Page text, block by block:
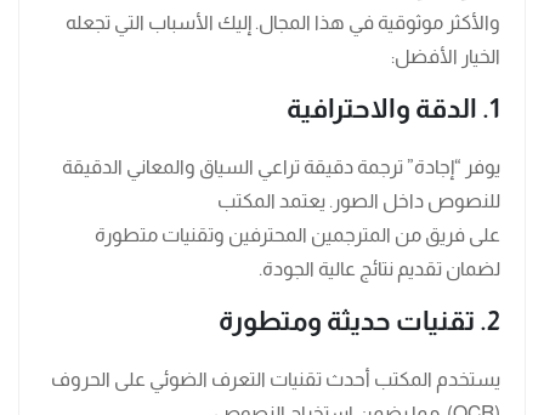
والأكثر موثوقية في هذا المجال. إليك الأسباب التي تجعله
الخيار الأفضل:
1. الدقة والاحترافية
يوفر “إجادة” ترجمة دقيقة تراعي السياق والمعاني الدقيقة
للنصوص داخل الصور. يعتمد المكتب
على فريق من المترجمين المحترفين وتقنيات متطورة
لضمان تقديم نتائج عالية الجودة.
2. تقنيات حديثة ومتطورة
يستخدم المكتب أحدث تقنيات التعرف الضوئي على الحروف